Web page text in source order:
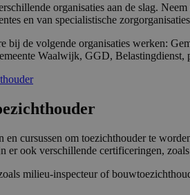
organisaties aan de slag.
en van specialistische
bij de volgende organisaties werken:
Waalwijk, GGD,
en cursussen om toezichthouder te
er ook verschillende certificeringen,
milieu-inspecteur of